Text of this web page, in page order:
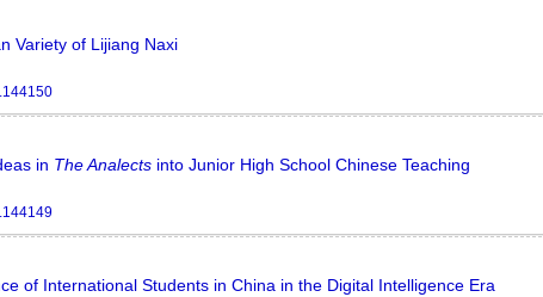
Variety of Lijiang Naxi
in TheAnalects into Junior High School Chinese Teaching
of International Students in China in the Digital Intelligence Era